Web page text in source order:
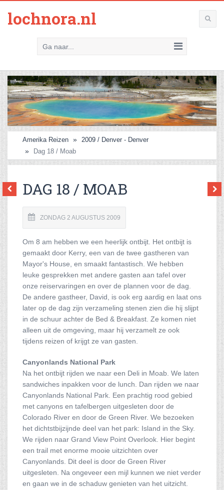
lochnora.nl
Ga naar...
Amerika Reizen
2009 / Denver - Denver
Dag 18 / Moab
DAG 18 / MOAB
ZONDAG 2 AUGUSTUS 2009
Om 8 am hebben we een heerlijk ontbijt. Het ontbijt is
gemaakt door Kerry, een van de twee gastheren van
Mayor's House, en smaakt fantastisch. We hebben
leuke gesprekken met andere gasten aan tafel over
onze reiservaringen en over de plannen voor de dag.
De andere gastheer, David, is ook erg aardig en laat ons
later op de dag zijn verzameling stenen zien die hij slijpt
in de schuur achter de Bed & Breakfast. Ze komen niet
alleen uit de omgeving, maar hij verzamelt ze ook
tijdens reizen of krijgt ze van gasten.
Canyonlands National Park
Na het ontbijt rijden we naar een Deli in Moab. We laten
sandwiches inpakken voor de lunch. Dan rijden we naar
Canyonlands National Park. Een prachtig rood gebied
met canyons en tafelbergen uitgesleten door de
Colorado River en door de Green River. We bezoeken
het dichtstbijzijnde deel van het park: Island in the Sky.
We rijden naar Grand View Point Overlook. Hier begint
een trail met enorme mooie uitzichten over
Canyonlands. Dit deel is door de Green River
uitgesleten. Na ongeveer een mijl kunnen we niet verder
en gaan we in de schaduw genieten van het uitzicht.